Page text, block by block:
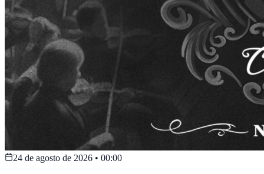
24 de agosto de 2026 • 00:00